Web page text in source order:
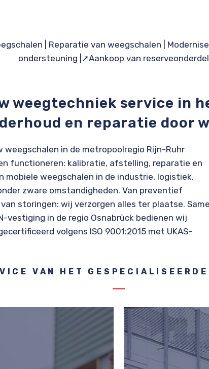
Reparatie van weegschalen |
ondersteuning ➚Aankoop van
weegtechniek service in
en reparatie door
weegschalen in de metropoolregio Rijn-Ruhr
functioneren: kalibratie, afstelling, reparatie en
weegschalen in de industrie, logistiek,
zware omstandigheden. Van preventief
storingen: wij verzorgen alles ter plaatse.
vestiging in de regio Osnabrück bedienen wij
volgens ISO 9001:2015 met UKAS-
VAN HET